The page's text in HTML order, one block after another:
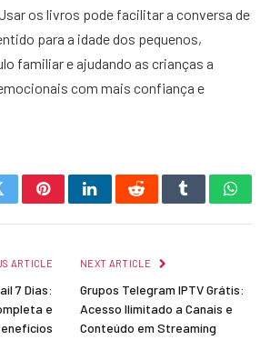
os livros pode facilitar a conversa de
para a idade dos pequenos,
familiar e ajudando as crianças a
com mais confiança e
PinterestLinkedInRedditTumblr
ARTICLE
7 Dias:
e
NEXT ARTICLE
Grupos Telegram IPTV Grátis:
Acesso Ilimitado a Canais e
Conteúdo em Streaming